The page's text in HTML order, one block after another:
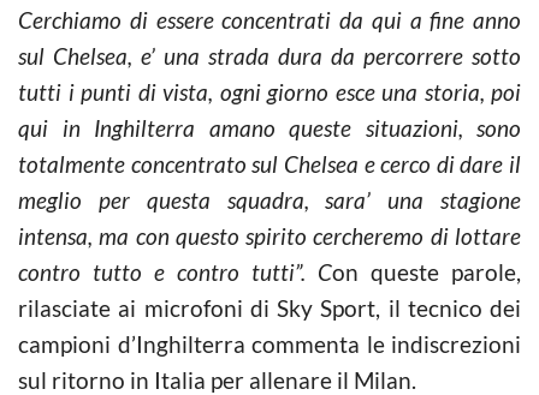
Cerchiamo di essere concentrati da qui a fine anno
sul Chelsea, e’ una strada dura da percorrere sotto
tutti i punti di vista, ogni giorno esce una storia, poi
qui in Inghilterra amano queste situazioni, sono
totalmente concentrato sul Chelsea e cerco di dare il
meglio per questa squadra, sara’ una stagione
intensa, ma con questo spirito cercheremo di lottare
contro tutto e contro tutti”. Con queste parole,
rilasciate ai microfoni di Sky Sport, il tecnico dei
campioni d’Inghilterra commenta le indiscrezioni
sul ritorno in Italia per allenare il Milan.